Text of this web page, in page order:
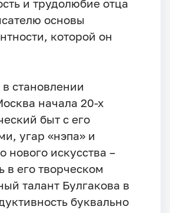
и трудолюбие отца
основы
которой он
становлении
начала 20-х
быт с его
угар «нэпа» и
нового искусства –
в его творческом
талант Булгакова в
буквально